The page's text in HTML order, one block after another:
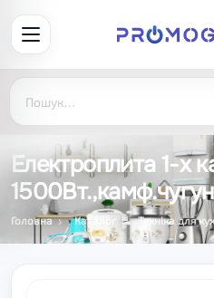
Електроплита 1-х
Головна Каталог Техніка для